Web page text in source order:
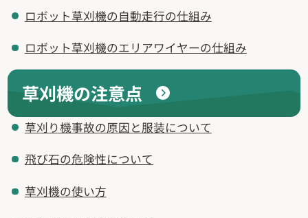
ロボット草刈機の自動走行の仕組み
ロボット草刈機のエリアワイヤーの仕組み
草刈機の注意点
草刈り機事故の原因と服装について
飛び石の危険性について
草刈機の使い方